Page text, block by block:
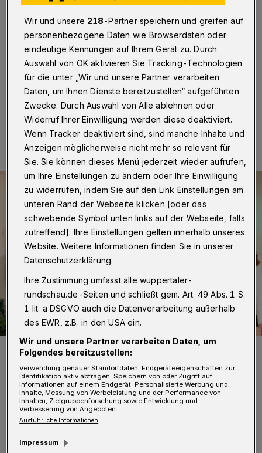
Karlsplatz läuft seit kurzem das Weihnachtsstück „Ab
jetzt bin ich glücklich“ von Frank Pinkus. Die Hauptrolle
übernimmt der bekannte Schauspieler Oliver Fleischer
(„Danni Lowinski“, „Beste Schwestern“, „Der letzte
Bulle“).
10.12.2019 , 14:50 Uhr Eine Minute Lesezeit
Sie sorgen für jede Menge Turbulenzen.
Foto: Stößels Komödie
Wir und unsere 218-Partner speichern und greifen auf
personenbezogene Daten wie Browserdaten oder
eindeutige Kennungen auf Ihrem Gerät zu. Durch
Auswahl von OK aktivieren Sie Tracking-Technologien
für die unter „Wir und unsere Partner verarbeiten
Daten, um Ihnen Dienste bereitzustellen“ aufgeführten
Zwecke. Durch Auswahl von Alle ablehnen oder
Widerruf Ihrer Einwilligung werden diese deaktiviert.
Wenn Tracker deaktiviert sind, sind manche Inhalte und
Anzeigen möglicherweise nicht mehr so relevant für
Sie. Sie können dieses Menü jederzeit wieder aufrufen,
um Ihre Einstellungen zu ändern oder Ihre Einwilligung
zu widerrufen, indem Sie auf den Link Einstellungen am
unteren Rand der Webseite klicken [oder das
schwebende Symbol unten links auf der Webseite, falls
zutreffend]. Ihre Einstellungen gelten innerhalb unseres
Website. Weitere Informationen finden Sie in unserer
Datenschutzerklärung.
Ihre Zustimmung umfasst alle wuppertaler-
rundschau.de-Seiten und schließt gem. Art. 49 Abs. 1 S.
1 lit. a DSGVO auch die Datenverarbeitung außerhalb
des EWR, z.B. in den USA ein.
Wir und unsere Partner verarbeiten Daten, um
Folgendes bereitzustellen:
Verwendung genauer Standortdaten. Endgeräteeigenschaften zur
Identifikation aktiv abfragen. Speichern von oder Zugriff auf
Informationen auf einem Endgerät. Personalisierte Werbung und
Inhalte, Messung von Werbeleistung und der Performance von
Inhalten, Zielgruppenforschung sowie Entwicklung und
Verbesserung von Angeboten.
Ausführliche Informationen
Impressum